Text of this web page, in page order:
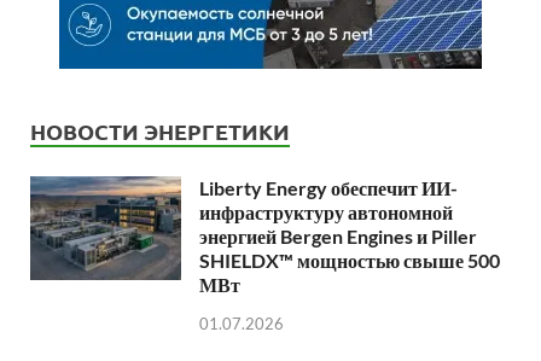
НОВОСТИ ЭНЕРГЕТИКИ
Liberty Energy обеспечит ИИ-
инфраструктуру автономной
энергией Bergen Engines и Piller
SHIELDX™ мощностью свыше 500
МВт
01.07.2026